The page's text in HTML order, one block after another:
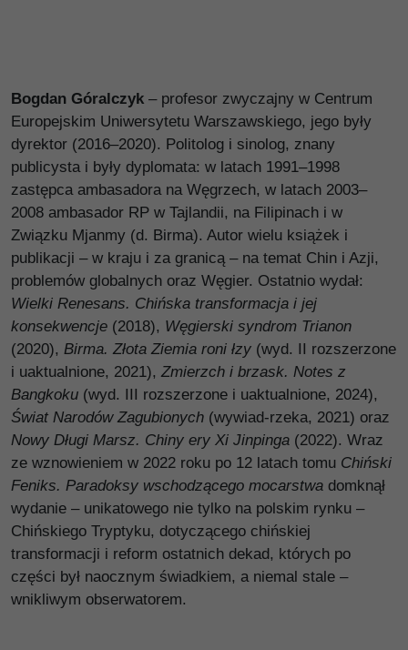
Bogdan Góralczyk – profesor zwyczajny w Centrum
Europejskim Uniwersytetu Warszawskiego, jego były
dyrektor (2016–2020). Politolog i sinolog, znany
publicysta i były dyplomata: w latach 1991–1998
zastępca ambasadora na Węgrzech, w latach 2003–
2008 ambasador RP w Tajlandii, na Filipinach i w
Związku Mjanmy (d. Birma). Autor wielu książek i
publikacji – w kraju i za granicą – na temat Chin i Azji,
problemów globalnych oraz Węgier. Ostatnio wydał:
Wielki Renesans. Chińska transformacja i jej
konsekwencje (2018), Węgierski syndrom Trianon
(2020), Birma. Złota Ziemia roni łzy (wyd. II rozszerzone
i uaktualnione, 2021), Zmierzch i brzask. Notes z
Bangkoku (wyd. III rozszerzone i uaktualnione, 2024),
Świat Narodów Zagubionych (wywiad-rzeka, 2021) oraz
Nowy Długi Marsz. Chiny ery Xi Jinpinga (2022). Wraz
ze wznowieniem w 2022 roku po 12 latach tomu Chiński
Feniks. Paradoksy wschodzącego mocarstwa domknął
wydanie – unikatowego nie tylko na polskim rynku –
Chińskiego Tryptyku, dotyczącego chińskiej
transformacji i reform ostatnich dekad, których po
części był naocznym świadkiem, a niemal stale –
wnikliwym obserwatorem.